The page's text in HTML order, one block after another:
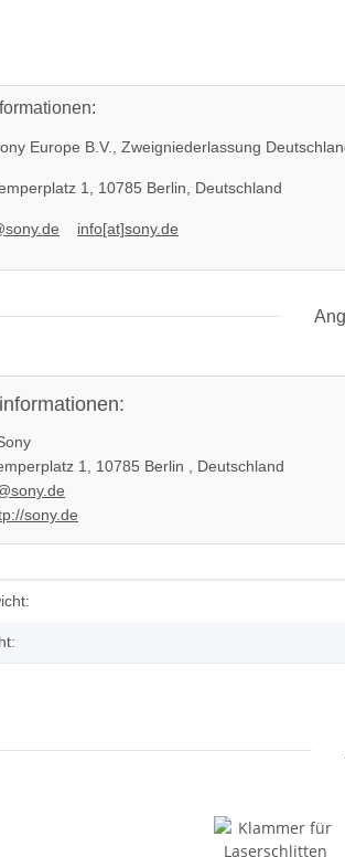
Europe B.V., Zweigniederlassung
1, 10785 Berlin, Deutschland
info[at]sony.de
1, 10785 Berlin , Deutschland
sony.de
gerbaucht
29,99 €